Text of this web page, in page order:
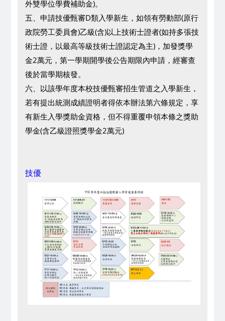
外雙學位學費補助金)。
五、申請技優甄審D類入學新生，如領有勞動部(原行
政院勞工委員會)乙級(含)以上技術士證者(如持多張技
術士證，以最高等級技術士證認定為主)，加發獎學
金2萬元，第一學期開學後公告期限內申請，經審查
後於當學期核發。
六、以該學年度本校技優甄審招生管道之入學新生，
若有提出統測成績證明者得依本辦法第六條規定，享
有新生入學獎助金資格，但不得重覆申領本條之獎助
學金(含乙級證照獎學金2萬元)
技優